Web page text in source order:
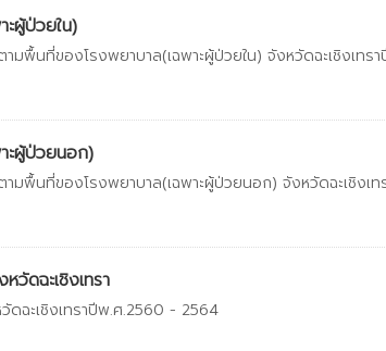
ะผู้ป่วยใน)
มพื้นที่ของโรงพยาบาล(เฉพาะผู้ป่วยใน) จังหวัดฉะเชิงเท
ะผู้ป่วยนอก)
มพื้นที่ของโรงพยาบาล(เฉพาะผู้ป่วยนอก) จังหวัดฉะเชิงเ
วัดฉะเชิงเทรา
ดฉะเชิงเทราปีพ.ศ.2560 - 2564